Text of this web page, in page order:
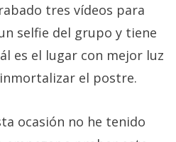
tres vídeos para
selfie del grupo y tiene
es el lugar con mejor luz
el postre.
ocasión no he tenido